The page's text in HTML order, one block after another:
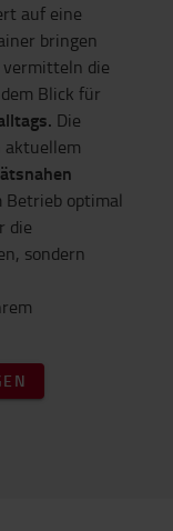
auf eine
bringen
die
Blick für
Die
Betrieb optimal
die
sondern